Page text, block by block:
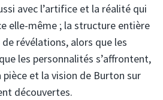
avec l’artifice et la réalité qui
elle-même ; la structure entière
révélations, alors que les
les personnalités s’affrontent,
et la vision de Burton sur
découvertes.